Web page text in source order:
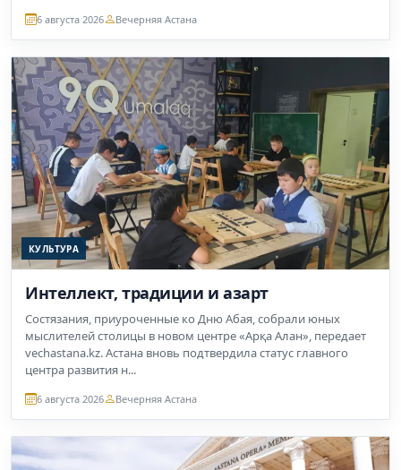
6 августа 2026 Вечерняя Астана
КУЛЬТУРА
Интеллект, традиции и азарт
Состязания, приуроченные ко Дню Абая, собрали юных
мыслителей столицы в новом центре «Арқа Алан», передает
vechastana.kz. Астана вновь подтвердила статус главного
центра развития н...
6 августа 2026 Вечерняя Астана